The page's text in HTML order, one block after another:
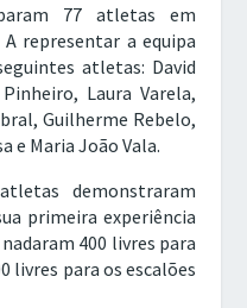
77 atletas em
representar a equipa
atletas: David
Laura Varela,
Guilherme Rebelo,
e Maria João Vala.
demonstraram
primeira experiência
400 livres para
livres para os escalões